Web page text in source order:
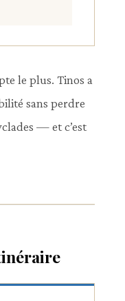
le plus. Tinos a
sans perdre
— et c’est